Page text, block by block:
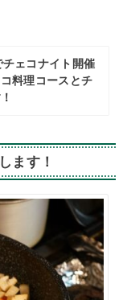
ェコナイト開催
料理コースとチ
ます！